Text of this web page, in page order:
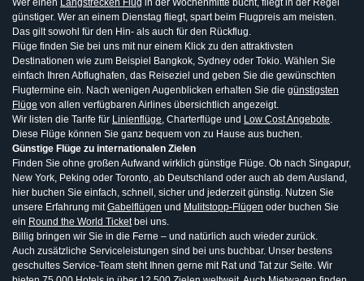
Wer einen Langstrecken Flug in der Wochenmitte bucht, fliegt in der Regel
günstiger. Wer an einem Dienstag fliegt, spart beim Flugpreis am meisten.
Das gilt sowohl für den Hin- als auch für den Rückflug.
Flüge finden Sie bei uns mit nur einem Klick zu den attraktivsten
Destinationen wie zum Beispiel Bangkok, Sydney oder Tokio. Wählen Sie
einfach Ihren Abflughafen, das Reiseziel und geben Sie die gewünschten
Flugtermine ein. Nach wenigen Augenblicken erhalten Sie die günstigsten
Flüge von allen verfügbaren Airlines übersichtlich angezeigt.
Wir listen die Tarife für Linienflüge, Charterflüge und Low Cost Angebote.
Diese Flüge können Sie ganz bequem von zu Hause aus buchen.
Günstige Flüge zu internationalen Zielen
Finden Sie ohne großen Aufwand wirklich günstige Flüge. Ob nach Singapur,
New York, Peking oder Toronto, ab Deutschland oder auch ab dem Ausland,
hier buchen Sie einfach, schnell, sicher und jederzeit günstig. Nutzen Sie
unsere Erfahrung mitGabelflügen und Mulitstopp-Flügen oder buchen Sie
ein Round the World Ticketbei uns.
Billig bringen wir Sie in die Ferne – und natürlich auch wieder zurück.
Auch zusätzliche Serviceleistungen sind bei uns buchbar. Unser bestens
geschultes Service-Team steht Ihnen gerne mit Rat und Tat zur Seite. Wir